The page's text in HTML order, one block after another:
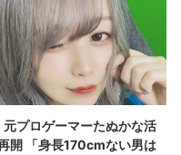
元プロゲーマーたぬかな活
開 「身長170cmない男は